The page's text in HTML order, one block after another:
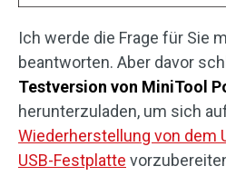
Ich werde die Frage für Sie
beantworten. Aber davor
Testversion von MiniTool
herunterzuladen, um sich
Wiederherstellung von dem
USB-Festplatte